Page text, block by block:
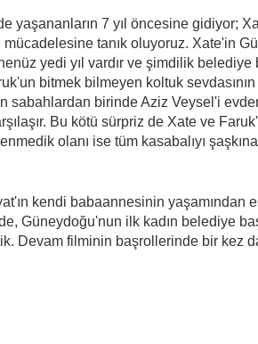
yaşananların 7 yıl öncesine gidiyor;
mücadelesine tanık oluyoruz. Xate'in
yedi yıl vardır ve şimdilik belediye
bitmek bilmeyen koltuk
sabahlardan birinde Aziz Veysel'i
Bu kötü sürpriz de Xate ve
olanı ise tüm kasabalıyı
kendi babaannesinin yaşamından
Güneydoğu'nun ilk kadın belediye
Devam filminin başrollerinde bir kez